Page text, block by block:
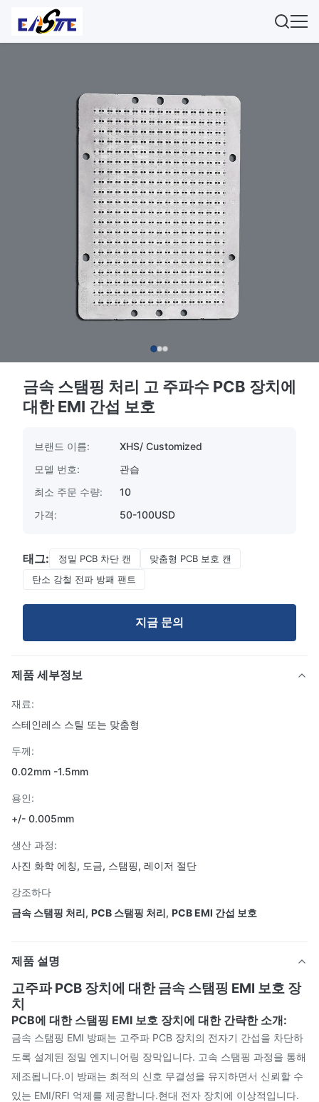
금속 스탬핑 처리 고 주파수 PCB 장치에
대한 EMI 간섭 보호
브랜드 이름:
XHS/ Customized
모델 번호:
관습
최소 주문 수량:
10
가격:
50-100USD
태그: 정밀 PCB 차단 캔
맞춤형 PCB 보호 캔
탄소 강철 전파 방패 팬트
지금 문의
제품 세부정보
재료:
스테인레스 스틸 또는 맞춤형
두께:
0.02mm -1.5mm
용인:
+/- 0.005mm
생산 과정:
사진 화학 에칭, 도금, 스탬핑, 레이저 절단
강조하다
금속 스탬핑 처리, PCB 스탬핑 처리, PCB EMI 간섭 보호
제품 설명
고주파 PCB 장치에 대한 금속 스탬핑 EMI 보호 장
치
PCB에 대한 스탬핑 EMI 보호 장치에 대한 간략한 소개:
금속 스탬핑 EMI 방패는 고주파 PCB 장치의 전자기 간섭을 차단하
도록 설계된 정밀 엔지니어링 장막입니다. 고속 스탬핑 과정을 통해
제조됩니다.이 방패는 최적의 신호 무결성을 유지하면서 신뢰할 수
있는 EMI/RFI 억제를 제공합니다.현대 전자 장치에 이상적입니다.